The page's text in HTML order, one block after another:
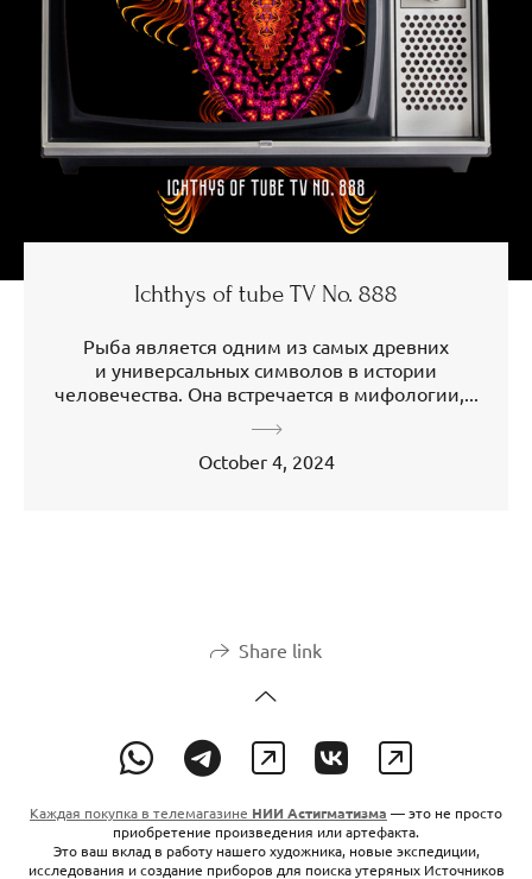
Ichthys of tube TV No. 888
Рыба является одним из самых древних
и универсальных символов в истории
человечества. Она встречается в мифологии,...
October 4, 2024
Share link
Каждая покупка в телемагазине НИИ Астигматизма — это не просто
приобретение произведения или артефакта.
Это ваш вклад в работу нашего художника, новые экспедиции,
исследования и создание приборов для поиска утеряных Источников